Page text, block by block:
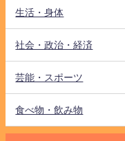
生活・身体
社会・政治・経済
芸能・スポーツ
食べ物・飲み物